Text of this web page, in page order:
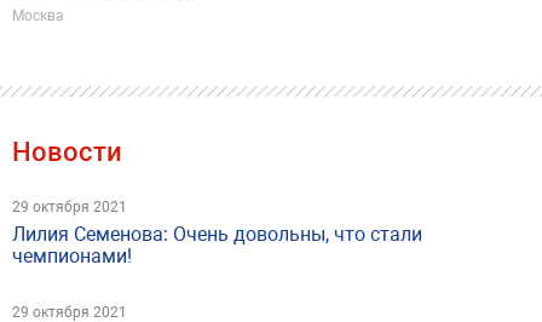
Москва
Новости
29 октября 2021
Лилия Семенова: Очень довольны, что стали
чемпионами!
29 октября 2021